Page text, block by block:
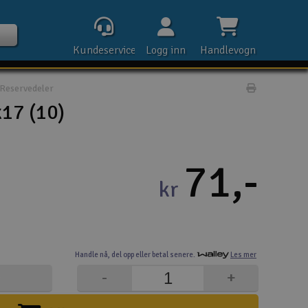
Handlevogn
Logg inn
Kundeservice
Reservedeler
(10)
Handle nå, del opp eller betal senere. Les mer
kr 71,-
+
-